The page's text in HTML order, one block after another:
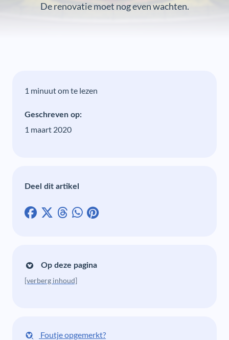
De renovatie moet nog even wachten.
1 minuut om te lezen
Geschreven op:
1 maart 2020
Deel dit artikel
Op deze pagina
[verberg inhoud]
Foutje opgemerkt?